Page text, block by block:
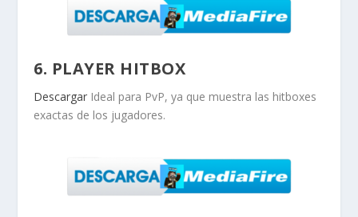
6. PLAYER HITBOX
Descargar Ideal para PvP, ya que muestra las hitboxes
exactas de los jugadores.